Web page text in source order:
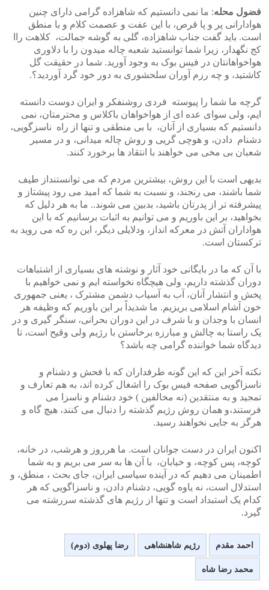
فضول محله: ما نمی دانستیم که شاهزاده گرامی دارای چنین
هوادارانی پر و پا قرص، با این عفت و عصمت کلام و با منطق
است. باید گفت جناب شاهزاده، گلی به گوشه جمالت، کلاهت راا
کج نگهدار، زیرا شما توانستید شعبه چاله میدون را با دلاوری
هواخواهانتان در فیس بوک به وجود آورید. شما در حقیقت گل
کاشتید، و چه رزم آوران سلحشوری به دور خود گرد آوردید؟.
گرچه ما شما را پیوسته فردی روشنفکر و ایران دوست دانسته
ایم، ولی سوای عده ای از هواخواهان باکلاس و محترمتان، نمی
دانستیم که بسیاری از آنان، با بی منطقی و تنها از راه ناسزگویی،
دشنام دادن، و هوچی گریی و روش چاله میدانی، و در مسیر
شعبان بی مخی می خواهند با انتقاد ها برخورد کنند.
بدیهی است با این روش، بیشترین مردم که می توانستنداز طیف
شما باشند، می رنجند، و نسبت به شما که امید می رود پیشتاز و
پیشرفته تر از پدرتان باشید، بدبین می شوند.. ما به هر دلیل که
بخواهید، بر این باوریم و می توانیم به اثبات برسانیم که با این
هواداران آتش در معرکه انداز، ودلایلی دیگر، این ره که می روید به
ترکستان است.
با آن که ما در بایگانی خود آثار و نوشته های بسیاری از اشتباهات
دوران گذشته داریم، ولی هیچگاه نخواسته ایم و نمی خواهیم با
پخش و انتشار آنان، آب به آسیاب دشمن مشترک ، یعنی جمهوری
خون آشام اسلامی بریزیم. ما شدیداً بر این باوریم که وظیفه هر
انسان با وجدان و با شرف در این دوران بحرانی، سنگر گیری و در
یک راستا به چالش و مبارزه برخاستن با رژیم ولی وقیح است، تا
دیدگاه شما خواننده گرامی چه باشد؟
نکته آخر این که این گونه طرفداران که با فحش و دشنام و
ناسزاگویی صفحه فیس بوک را اشغال کرده اند، به هم تعارف و
تمجید و به منتقدین (نه مخالفین ) خود دشنام و ناسزا می
فرستند،و همان روش رژیم گذشته را دنبال می کنند، هیچ گاه و
هرگز به جایی نخواهند رسید.
اکنون ایران در دست جوانان است. ما هرروز و هرشب، در خانه،
کوچه، پس کوچه، و خیابان، با آن ها به سر می بریم و به شما
اطمینان می دهیم که در آینده سیاسی ایران، جای بحث ، منطق، و
استدلال است، نه یاوه گویی، دشنام دادن، و ناسزاگویی که هر
کدام یک استبداد است و تنها از رژیم های گذشته سررشته می
گیرد.
احمد مقدم رژیم شاهنشاهی رضا پهلوی (دوم)
محمد رضا شاه